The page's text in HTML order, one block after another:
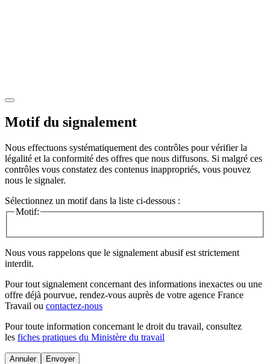
Motif du signalement
Nous effectuons systématiquement des contrôles pour vérifier la
légalité et la conformité des offres que nous diffusons. Si malgré ces
contrôles vous constatez des contenus inappropriés, vous pouvez
nous le signaler.
Sélectionnez un motif dans la liste ci-dessous :
Motif:
Nous vous rappelons que le signalement abusif est strictement
interdit.
Pour tout signalement concernant des informations inexactes ou une
offre déjà pourvue, rendez-vous auprès de votre agence France
Travail ou contactez-nous
Pour toute information concernant le droit du travail, consultez
les fiches pratiques du Ministère du travail
Annuler